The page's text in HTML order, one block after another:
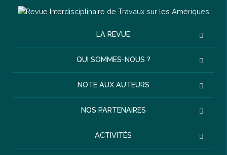
LA REVUE
QUI SOMMES-NOUS ?
NOTE AUX AUTEURS
NOS PARTENAIRES
ACTIVITÉS